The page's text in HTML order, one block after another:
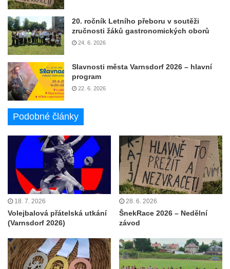
20. ročník Letního přeboru v soutěži
zručnosti žáků gastronomických oborů
24. 6. 2026
Slavnosti města Varnsdorf 2026 – hlavní
program
22. 6. 2026
Podobné články
18. 7. 2026
Volejbalová přátelská utkání
(Varnsdorf 2026)
28. 6. 2026
ŠnekRace 2026 – Nedělní
závod